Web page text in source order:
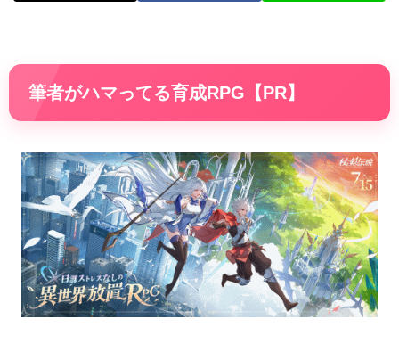
筆者がハマってる育成RPG【PR】